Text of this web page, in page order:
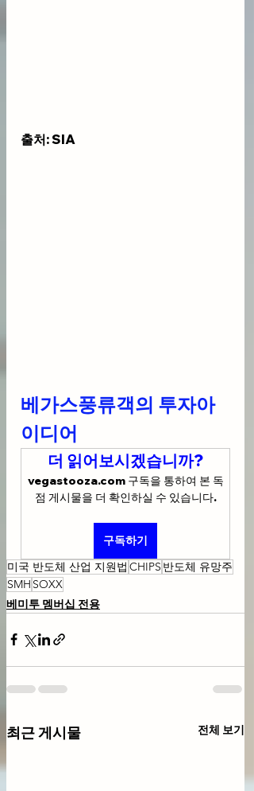
출처: SIA
베가스풍류객의 투자아
이디어
더 읽어보시겠습니까?
vegastooza.com 구독을 통하여 본 독
점 게시물을 더 확인하실 수 있습니다.
구독하기
미국 반도체 산업 지원법 CHIPS 반도체 유망주
SMH SOXX
베미투 멤버십 전용
최근 게시물 전체 보기